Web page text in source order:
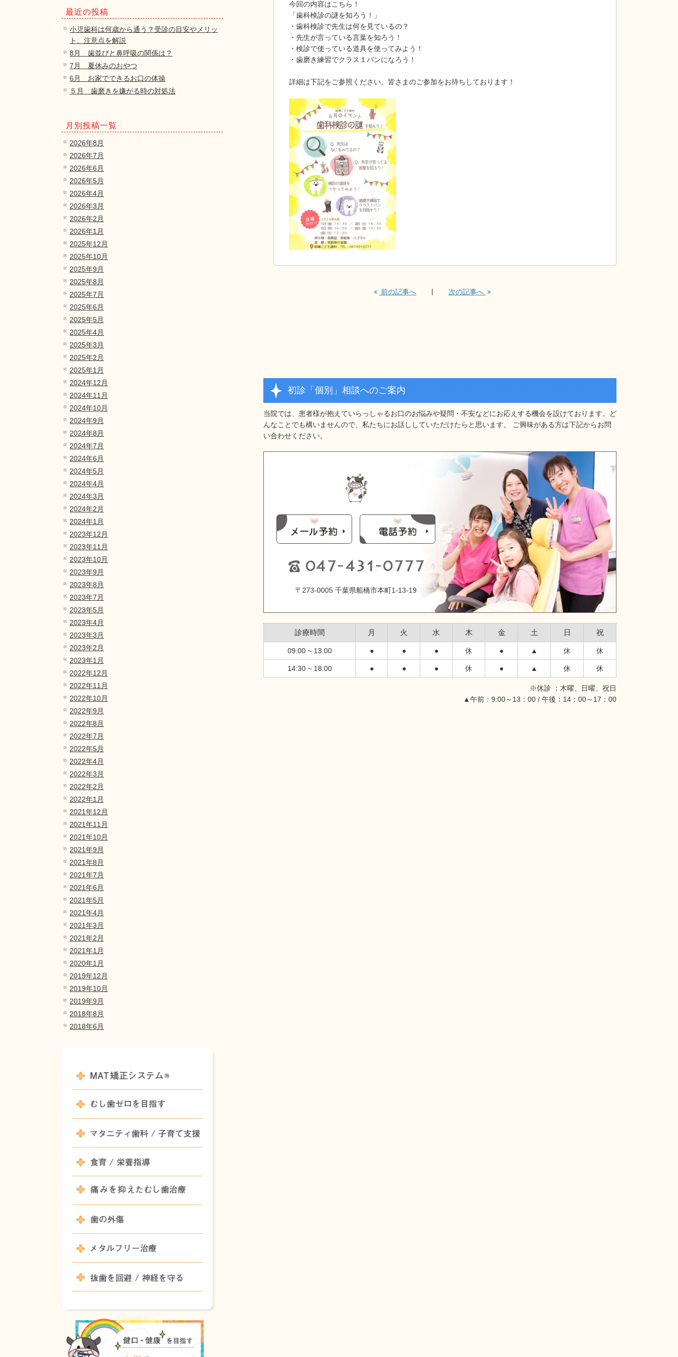
最近の投稿
小児歯科は何歳から通う？受診の目安やメリッ
ト、注意点を解説
8月 歯並びと鼻呼吸の関係は？
7月 夏休みのおやつ
6月 お家でできるお口の体操
５月 歯磨きを嫌がる時の対処法
月別投稿一覧
2026年8月
2026年7月
2026年6月
2026年5月
2026年4月
2026年3月
2026年2月
2026年1月
2025年12月
2025年10月
2025年9月
2025年8月
2025年7月
2025年6月
2025年5月
2025年4月
2025年3月
2025年2月
2025年1月
2024年12月
2024年11月
2024年10月
2024年9月
2024年8月
2024年7月
2024年6月
2024年5月
2024年4月
2024年3月
2024年2月
2024年1月
2023年12月
2023年11月
2023年10月
2023年9月
2023年8月
2023年7月
2023年5月
2023年4月
2023年3月
2023年2月
2023年1月
2022年12月
2022年11月
2022年10月
2022年9月
2022年8月
2022年7月
2022年5月
2022年4月
2022年3月
2022年2月
2022年1月
2021年12月
2021年11月
2021年10月
2021年9月
2021年8月
2021年7月
2021年6月
2021年5月
2021年4月
2021年3月
2021年2月
2021年1月
2020年1月
2019年12月
2019年10月
2019年9月
2018年8月
2018年6月
今回の内容はこちら！
「歯科検診の謎を知ろう！」
・歯科検診で先生は何を見ているの？
・先生が言っている言葉を知ろう！
・検診で使っている道具を使ってみよう！
・歯磨き練習でクラス１バンになろう！
詳細は下記をご参照ください。皆さまのご参加をお待ちしております！
前の記事へ 次の記事へ
初診「個別」相談へのご案内
当院では、患者様が抱えていらっしゃるお口のお悩みや疑問・不安などにお応えする機会を設けております。ど
んなことでも構いませんので、私たちにお話ししていただけたらと思います。 ご興味がある方は下記からお問
い合わせください。
〒273-0005 千葉県船橋市本町1-13-19
診療時間 月 火 水 木 金 土 日 祝
09:00 ~ 13:00 ● ● ● 休 ● ▲ 休 休
14:30 ~ 18:00 ● ● ● 休 ● ▲ 休 休
※休診 ：木曜、日曜、祝日
▲午前：9:00～13：00 / 午後：14：00～17：00